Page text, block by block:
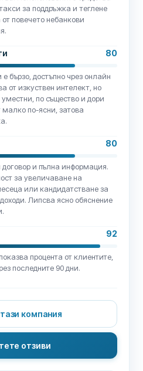
за поддръжка и теглене
повечето небанкови
80
бързо, достъпно чрез онлайн
от изкуствен интелект, но
по същество и дори
по-ясни, затова
80
и пълна информация.
за увеличаване на
или кандидатстване за
Липсва ясно обяснение
92
процента от клиентите,
последните 90 дни.
компания
отзиви